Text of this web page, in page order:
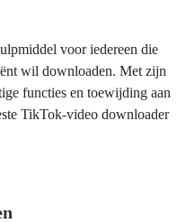
voor iedereen die
wil downloaden. Met zijn
functies en toewijding aan
TikTok-video downloader